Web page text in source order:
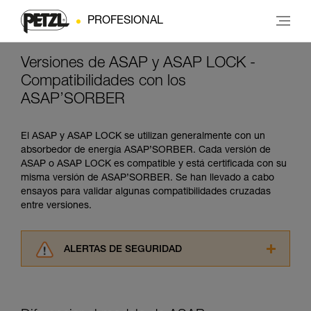
PROFESIONAL
Versiones de ASAP y ASAP LOCK -
Compatibilidades con los
ASAP’SORBER
El ASAP y ASAP LOCK se utilizan generalmente con un
absorbedor de energía ASAP’SORBER. Cada versión de
ASAP o ASAP LOCK es compatible y está certificada con su
misma versión de ASAP’SORBER. Se han llevado a cabo
ensayos para validar algunas compatibilidades cruzadas
entre versiones.
ALERTAS DE SEGURIDAD